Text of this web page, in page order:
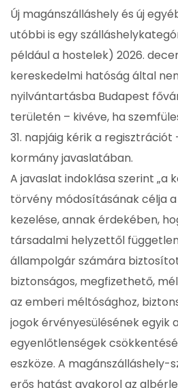
Új magánszálláshely és új
utóbbi is egy
például a hostelek) 2026.
kereskedelmi hatóság által
nyilvántartásba Budapest
területén – kivéve, ha
31. napjáig kérik a
kormány javaslatában.
A javaslat indoklása szerint „a
törvény módosításának célja
kezelése, annak érdekében,
társadalmi helyzettől
állampolgár számára
biztonságos, megfizethető,
az emberi méltósághoz,
jogok érvényesülésének egyik
egyenlőtlenségek
eszköze. A magánszálláshely-
erős hatást gyakorol az